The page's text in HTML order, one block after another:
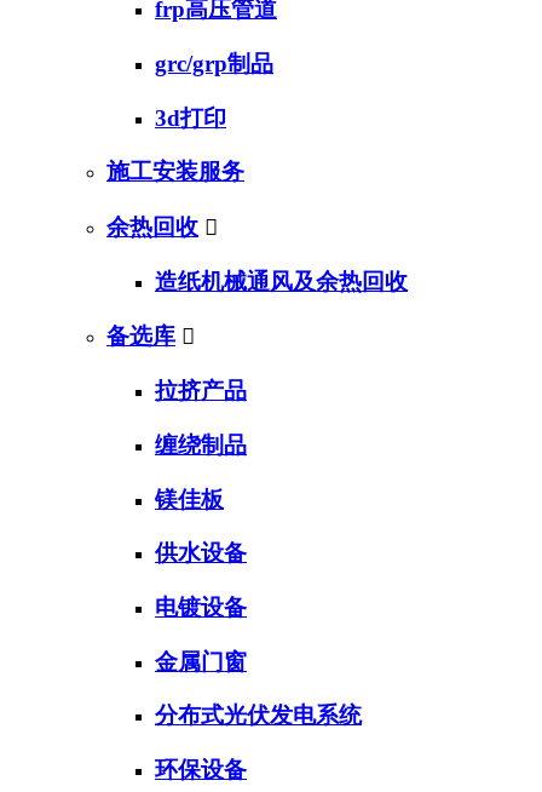
frp高压管道
grc/grp制品
3d打印
施工安装服务
余热回收 
造纸机械通风及余热回收
备选库 
拉挤产品
缠绕制品
镁佳板
供水设备
电镀设备
金属门窗
分布式光伏发电系统
环保设备